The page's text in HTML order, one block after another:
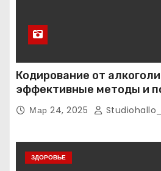
Кодирование от
эффективные методы и
Мар 24, 2025 Studiohallo_
ЗДОРОВЬЕ